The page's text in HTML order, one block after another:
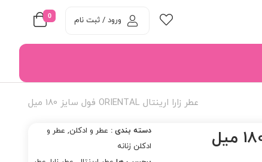
0 ورود / ثبت نام
عطر زارا ارینتال ORIENTAL فول سایز 180 میل
دسته بندی : عطر و ادکلن, عطر و
ادکلن زنانه